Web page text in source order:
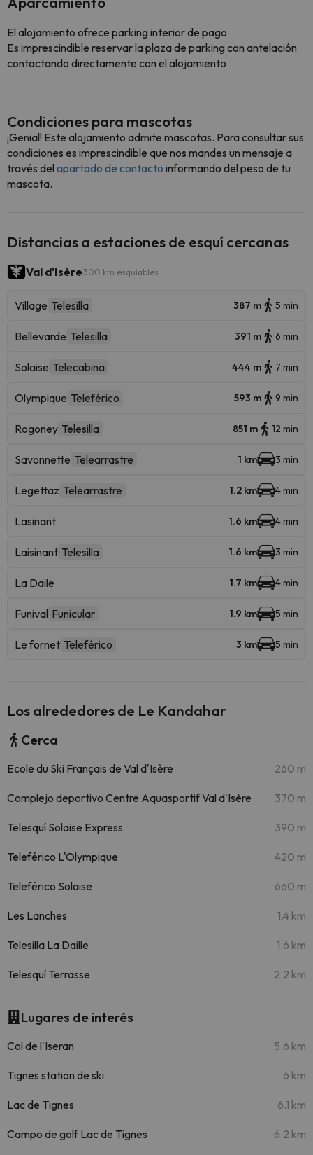
El alojamiento ofrece parking interior de pago
Es imprescindible reservar la plaza de parking con antelación
contactando directamente con el alojamiento
Condiciones para mascotas
¡Genial! Este alojamiento admite mascotas. Para consultar sus
condiciones es imprescindible que nos mandes un mensaje a
través del apartado de contacto informando del peso de tu
mascota.
Distancias a estaciones de esquí cercanas
Val d'Isère 300 km esquiables
Village Telesilla 387 m 5 min
Bellevarde Telesilla 391 m 6 min
Solaise Telecabina 444 m 7 min
Olympique Teleférico 593 m 9 min
Rogoney Telesilla 851 m 12 min
Savonnette Telearrastre 1 km 3 min
Legettaz Telearrastre 1.2 km 4 min
Lasinant 1.6 km 4 min
Laisinant Telesilla 1.6 km 3 min
La Daile 1.7 km 4 min
Funival Funicular 1.9 km 5 min
Le fornet Teleférico 3 km 5 min
Los alrededores de Le Kandahar
Cerca
Ecole du Ski Français de Val d'Isère 260 m
Complejo deportivo Centre Aquasportif Val d'Isère 370 m
Telesquí Solaise Express 390 m
Teleférico L'Olympique 420 m
Teleférico Solaise 660 m
Les Lanches 1.4 km
Telesilla La Daille 1.6 km
Telesquí Terrasse 2.2 km
Lugares de interés
Col de l'Iseran 5.6 km
Tignes station de ski 6 km
Lac de Tignes 6.1 km
Campo de golf Lac de Tignes 6.2 km